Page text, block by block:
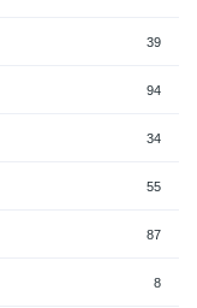
39
94
34
55
87
8